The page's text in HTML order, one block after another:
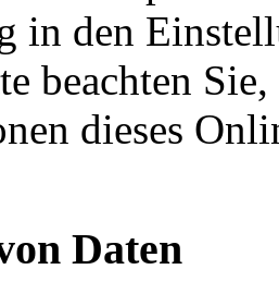
in den
beachten
dieses
Daten